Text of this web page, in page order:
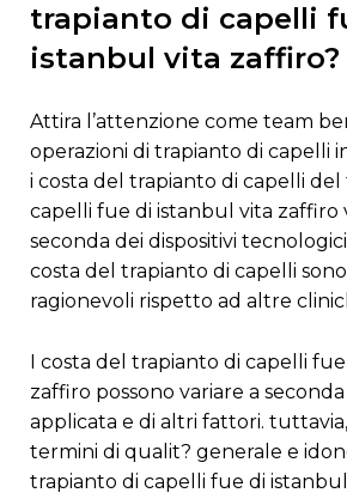
trapianto di capelli
istanbul vita zaffiro?
attira l’attenzione come team ben noto nelle
operazioni di trapianto di capelli
i costa del trapianto di capelli
capelli fue di istanbul vita zaffiro
seconda dei dispositivi
costa del trapianto di capelli
ragionevoli rispetto ad altre
i costa del trapianto di capelli fue istanbul vita
zaffiro possono variare a
applicata e di altri fattori.
termini di qualit? generale e
trapianto di capelli fue di